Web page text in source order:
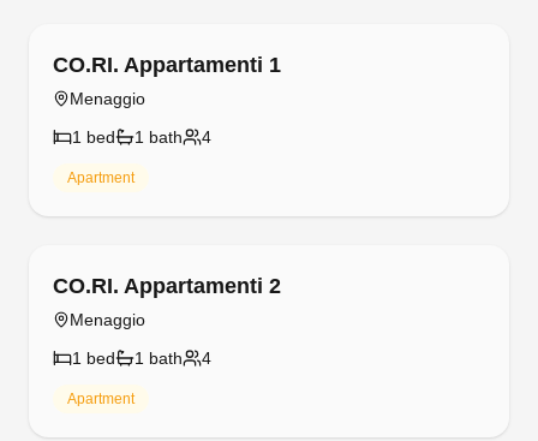
CO.RI. Appartamenti 1
Menaggio
1 bed 1 bath 4
Apartment
CO.RI. Appartamenti 2
Menaggio
1 bed 1 bath 4
Apartment